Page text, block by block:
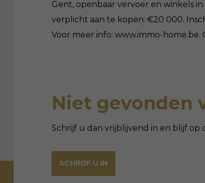
Gent, openbaar vervoer en winkels
verplicht aan te kopen: €20 000.
Voor meer info: www.immo-home.be.
Niet gevonden
Schrijf u dan vrijblijvend in en blijf op
SCHRIJF U IN